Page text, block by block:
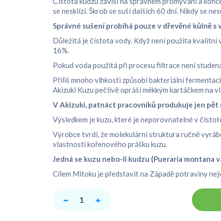
se nesklízí. Škrob se suší dalších 60 dní. Nikdy se
Správné sušení probíhá pouze v dřevěné kůlně
Důležitá je čistota vody. Když není použita kvalitní
16%.
Pokud voda použitá při procesu filtrace není
Příliš mnoho vlhkosti způsobí bakteriální
Akizuki Kuzu pečlivě opráší měkkým kartáčkem na
V Akizuki, patnáct pracovníků produkuje jen
Výsledkem je kuzu, které je neporovnatelné v
Výrobce tvrdí, že molekulární struktura ručně
vlastnosti kořenového prášku kuzu.
Jedná se kuzu nebo-li kudzu (Pueraria
Cílem Mitoku je představit na Západě potraviny